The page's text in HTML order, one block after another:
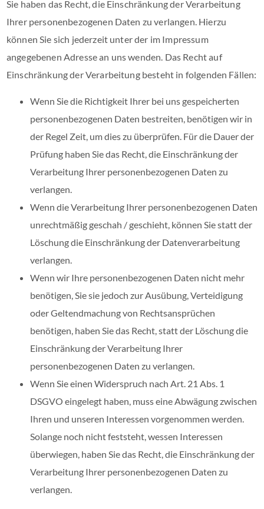
Sie haben das Recht, die Einschränkung der Verarbeitung
Ihrer personenbezogenen Daten zu verlangen. Hierzu
können Sie sich jederzeit unter der im Impressum
angegebenen Adresse an uns wenden. Das Recht auf
Einschränkung der Verarbeitung besteht in folgenden Fällen:
Wenn Sie die Richtigkeit Ihrer bei uns gespeicherten
personenbezogenen Daten bestreiten, benötigen wir in
der Regel Zeit, um dies zu überprüfen. Für die Dauer der
Prüfung haben Sie das Recht, die Einschränkung der
Verarbeitung Ihrer personenbezogenen Daten zu
verlangen.
Wenn die Verarbeitung Ihrer personenbezogenen Daten
unrechtmäßig geschah / geschieht, können Sie statt der
Löschung die Einschränkung der Datenverarbeitung
verlangen.
Wenn wir Ihre personenbezogenen Daten nicht mehr
benötigen, Sie sie jedoch zur Ausübung, Verteidigung
oder Geltendmachung von Rechtsansprüchen
benötigen, haben Sie das Recht, statt der Löschung die
Einschränkung der Verarbeitung Ihrer
personenbezogenen Daten zu verlangen.
Wenn Sie einen Widerspruch nach Art. 21 Abs. 1
DSGVO eingelegt haben, muss eine Abwägung zwischen
Ihren und unseren Interessen vorgenommen werden.
Solange noch nicht feststeht, wessen Interessen
überwiegen, haben Sie das Recht, die Einschränkung der
Verarbeitung Ihrer personenbezogenen Daten zu
verlangen.